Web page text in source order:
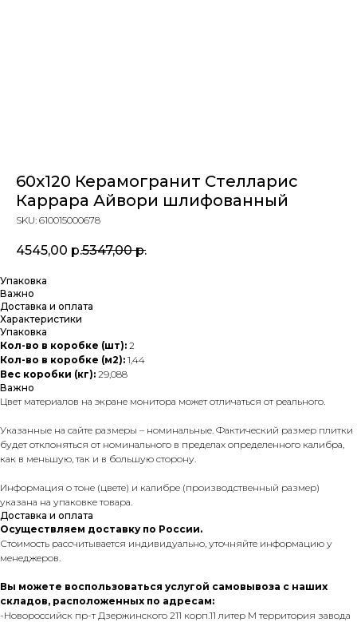
60x120 Керамогранит Стелларис
Каррара Айвори шлифованный
SKU: 610015000678
4545,00 р.5347,00 р.
Упаковка
Важно
Доставка и оплата
Характеристики
Упаковка
Кол-во в коробке (шт): 2
Кол-во в коробке (м2): 1,44
Вес коробки (кг): 29,088
Важно
Цвет материалов на экране монитора может отличаться от реального.
Указанные на сайте размеры – номинальные. Фактический размер плитки
будет отклоняться от номинального в пределах определенного калибра,
как в меньшую, так и в большую сторону.
Информация о тоне (цвете) и калибре (производственный размер)
указана на упаковке товара.
Доставка и оплата
Осуществляем доставку по России.
Стоимость рассчитывается индивидуально, уточняйте информацию у
менеджеров.
Вы можете воспользоваться услугой самовывоза с наших
складов, расположенных по адресам:
-Новороссийск пр-т Дзержинского 211 корп.11 литер М территория завода